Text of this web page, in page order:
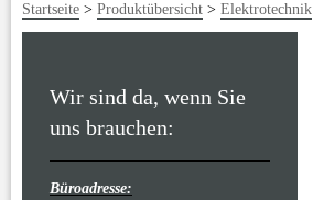
Startseite > Produktübersicht > Elektrotechnik
Wir sind da, wenn Sie
uns brauchen:
Büroadresse: